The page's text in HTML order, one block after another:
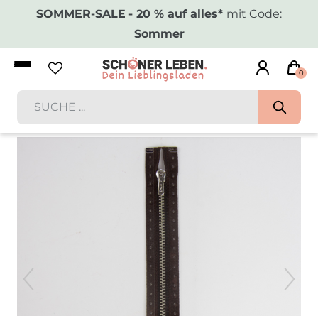
SOMMER-SALE - 20 % auf alles* mit Code:
Sommer
0